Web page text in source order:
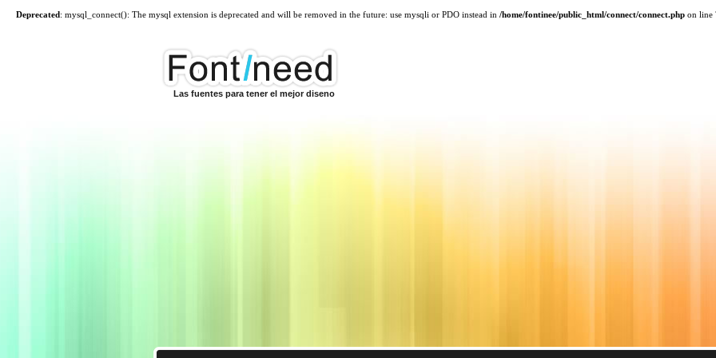
Deprecated: mysql_connect(): The mysql extension is deprecated and will be removed in the future: use mysqli or PDO instead in /home/fontinee/public_html/connect/connect.php on line
Las fuentes para tener el mejor diseno